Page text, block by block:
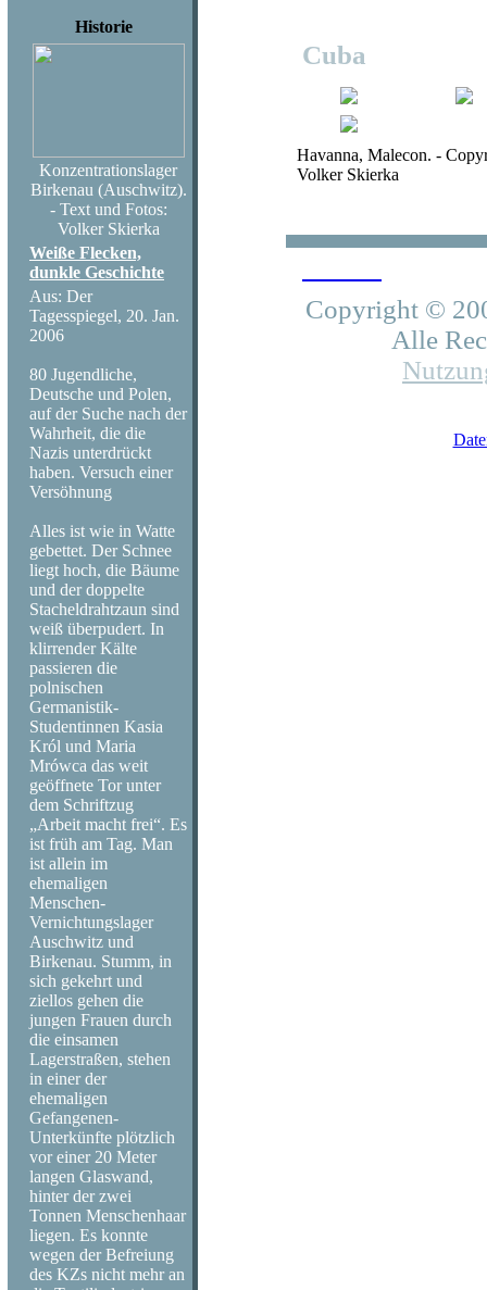
Historie
Konzentrationslager
Birkenau (Auschwitz).
- Text und Fotos:
Volker Skierka
Weiße Flecken,
dunkle Geschichte
Aus: Der
Tagesspiegel, 20. Jan.
2006
80 Jugendliche,
Deutsche und Polen,
auf der Suche nach der
Wahrheit, die die
Nazis unterdrückt
haben. Versuch einer
Versöhnung
Alles ist wie in Watte
gebettet. Der Schnee
liegt hoch, die Bäume
und der doppelte
Stacheldrahtzaun sind
weiß überpudert. In
klirrender Kälte
passieren die
polnischen
Germanistik-
Studentinnen Kasia
Król und Maria
Mrówca das weit
geöffnete Tor unter
dem Schriftzug
„Arbeit macht frei“. Es
ist früh am Tag. Man
ist allein im
ehemaligen
Menschen-
Vernichtungslager
Auschwitz und
Birkenau. Stumm, in
sich gekehrt und
ziellos gehen die
jungen Frauen durch
die einsamen
Lagerstraßen, stehen
in einer der
ehemaligen
Gefangenen-
Unterkünfte plötzlich
vor einer 20 Meter
langen Glaswand,
hinter der zwei
Tonnen Menschenhaar
liegen. Es konnte
wegen der Befreiung
des KZs nicht mehr an
Cuba
Havanna, Malecon. -
Volker Skierka
Copyright ©
Alle